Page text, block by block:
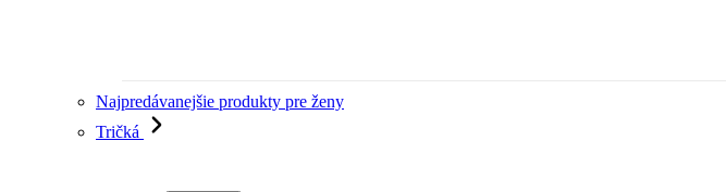
Najpredávanejšie produkty pre ženy
Tričká